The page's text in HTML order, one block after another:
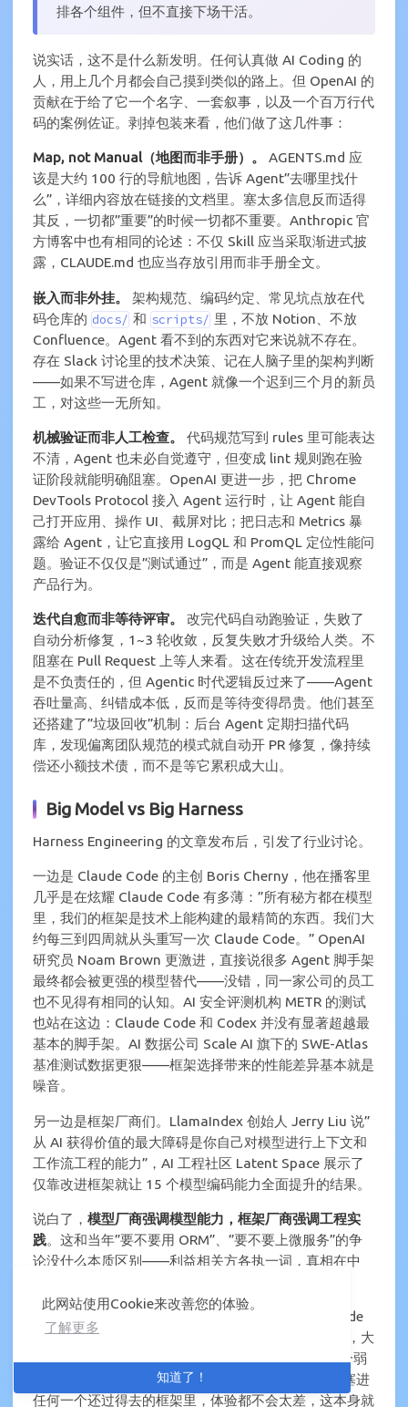
此网站使用Cookie来改善您的体验。
了解更多
知道了！
排各个组件，但不直接下场干活。
说实话，这不是什么新发明。任何认真做 AI Coding 的
人，用上几个月都会自己摸到类似的路上。但 OpenAI 的
贡献在于给了它一个名字、一套叙事，以及一个百万行代
码的案例佐证。剥掉包装来看，他们做了这几件事：
Map, not Manual（地图而非手册）。
AGENTS.md 应
该是大约 100 行的导航地图，告诉 Agent”去哪里找什
么”，详细内容放在链接的文档里。塞太多信息反而适得
其反，一切都”重要”的时候一切都不重要。Anthropic 官
方博客中也有相同的论述：不仅 Skill 应当采取渐进式披
露，CLAUDE.md 也应当存放引用而非手册全文。
嵌入而非外挂。
架构规范、编码约定、常见坑点放在代
码仓库的 docs/ 和 scripts/ 里，不放 Notion、不放
Confluence。Agent 看不到的东西对它来说就不存在。
存在 Slack 讨论里的技术决策、记在人脑子里的架构判断
——如果不写进仓库，Agent 就像一个迟到三个月的新员
工，对这些一无所知。
机械验证而非人工检查。
代码规范写到 rules 里可能表达
不清，Agent 也未必自觉遵守，但变成 lint 规则跑在验
证阶段就能明确阻塞。OpenAI 更进一步，把 Chrome
DevTools Protocol 接入 Agent 运行时，让 Agent 能自
己打开应用、操作 UI、截屏对比；把日志和 Metrics 暴
露给 Agent，让它直接用 LogQL 和 PromQL 定位性能问
题。验证不仅仅是”测试通过”，而是 Agent 能直接观察
产品行为。
迭代自愈而非等待评审。
改完代码自动跑验证，失败了
自动分析修复，1~3 轮收敛，反复失败才升级给人类。不
阻塞在 Pull Request 上等人来看。这在传统开发流程里
是不负责任的，但 Agentic 时代逻辑反过来了——Agent
吞吐量高、纠错成本低，反而是等待变得昂贵。他们甚至
还搭建了”垃圾回收”机制：后台 Agent 定期扫描代码
库，发现偏离团队规范的模式就自动开 PR 修复，像持续
偿还小额技术债，而不是等它累积成大山。
Big Model vs Big Harness
Harness Engineering 的文章发布后，引发了行业讨论。
一边是 Claude Code 的主创 Boris Cherny，他在播客里
几乎是在炫耀 Claude Code 有多薄：”所有秘方都在模型
里，我们的框架是技术上能构建的最精简的东西。我们大
约每三到四周就从头重写一次 Claude Code。” OpenAI
研究员 Noam Brown 更激进，直接说很多 Agent 脚手架
最终都会被更强的模型替代——没错，同一家公司的员工
也不见得有相同的认知。AI 安全评测机构 METR 的测试
也站在这边：Claude Code 和 Codex 并没有显著超越最
基本的脚手架。AI 数据公司 Scale AI 旗下的 SWE-Atlas
基准测试数据更狠——框架选择带来的性能差异基本就是
噪音。
另一边是框架厂商们。LlamaIndex 创始人 Jerry Liu 说”
从 AI 获得价值的最大障碍是你自己对模型进行上下文和
工作流工程的能力”，AI 工程社区 Latent Space 展示了
仅靠改进框架就让 15 个模型编码能力全面提升的结果。
说白了， 模型厂商强调模型能力，框架厂商强调工程实
践。这和当年”要不要用 ORM”、”要不要上微服务”的争
论没什么本质区别——利益相关方各执一词，真相在中
但这场争论让我想到一个问题：前面我说 Claude Code
最强的时候，我到底在夸模型还是在夸产品？诚实讲，大
概率是在夸模型。如果把 Claude Code 的壳套在一个弱
模型上，体验会断崖式下跌；反过来，把 Opus 4.6 塞进
任何一个还过得去的框架里，体验都不会太差，这本身就